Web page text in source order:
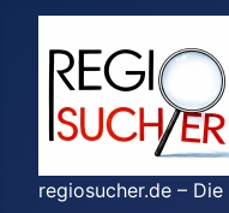
regiosucher.de –